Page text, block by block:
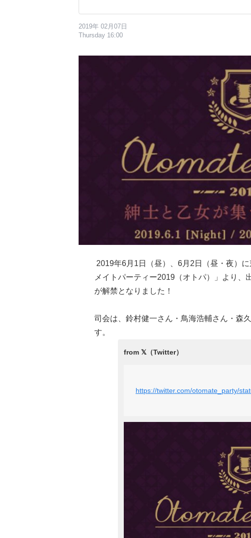
2019年 02月07日
Thursday 16:00
2019年6月1日（昼）、6月2日（昼・夜）
メイトパーティー2019（オトパ）」より、
が解禁となりました！
司会は、鈴村健一さん・鳥海浩輔さん・森
す。
https://twitter.com/otomate_party/